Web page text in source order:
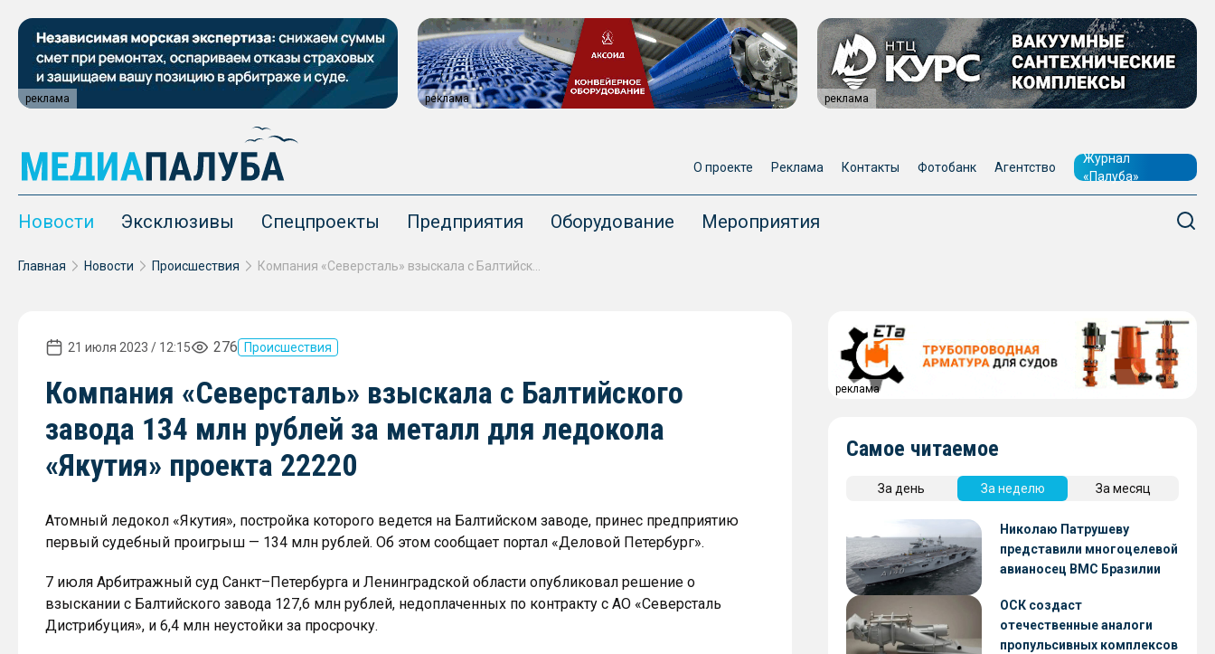
реклама реклама реклама
О проекте Реклама Контакты Фотобанк Агентство
Журнал
«Палуба»
Новости Эксклюзивы Спецпроекты Предприятия Оборудование Мероприятия
Главная Новости Происшествия
21 июля 2023 / 12:15 276 Происшествия
Компания «Северсталь» взыскала с Балтийского
завода 134 млн рублей за металл для ледокола
«Якутия» проекта 22220
Атомный ледокол «Якутия», постройка которого ведется на Балтийском заводе, принес предприятию
первый судебный проигрыш — 134 млн рублей. Об этом сообщает портал «Деловой Петербург».
7 июля Арбитражный суд Санкт–Петербурга и Ленинградской области опубликовал решение о
взыскании с Балтийского завода 127,6 млн рублей, недоплаченных по контракту с АО «Северсталь
Дистрибуция», и 6,4 млн неустойки за просрочку.
реклама
Самое читаемое
За день За неделю За месяц
Николаю Патрушеву
представили многоцелевой
авианосец ВМС Бразилии
ОСК создаст
отечественные аналоги
пропульсивных комплексов